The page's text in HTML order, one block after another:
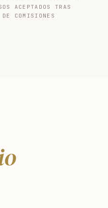
ACEPTADOS TRAS
COMISIONES